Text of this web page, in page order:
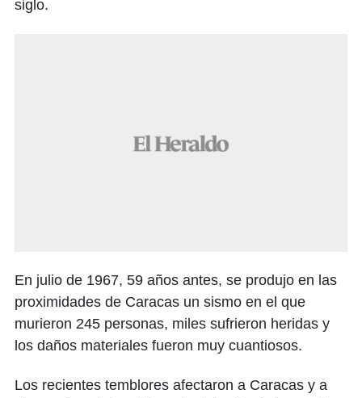
siglo.
En julio de 1967, 59 años antes, se produjo en las
proximidades de Caracas un sismo en el que
murieron 245 personas, miles sufrieron heridas y
los daños materiales fueron muy cuantiosos.
Los recientes temblores afectaron a Caracas y a